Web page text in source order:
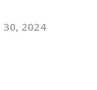
30, 2024